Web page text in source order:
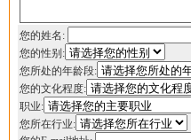
您的姓名:
您的性别:
您所处的年龄段:
您的文化程度:
职业:
您所在行业: